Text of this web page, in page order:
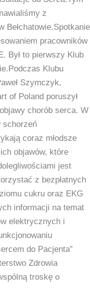
z
Bełchatowie.Spotkanie
pracowników
Był to pierwszy Klub
Klubu
Szymczyk,
of Poland poruszył
chorób serca. W
schorzeń
coraz młodsze
objawów, które
jest
z bezpłatnych
cukru oraz EKG
informacji na temat
elektrycznych i
do Pacjenta”
Zdrowia
troskę o